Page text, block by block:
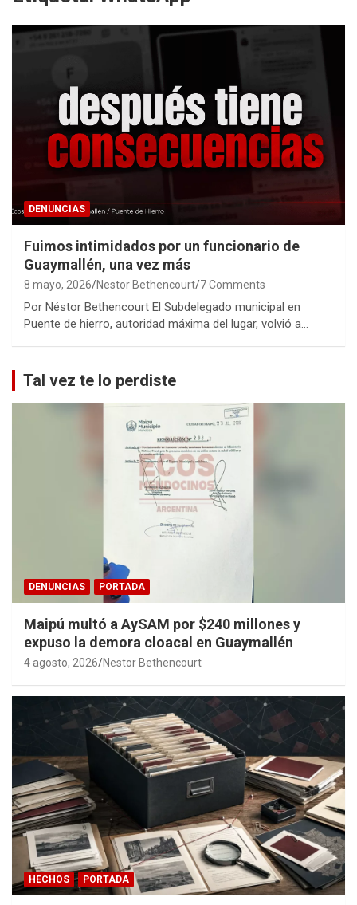
DENUNCIAS
Fuimos intimidados por un funcionario de
Guaymallén, una vez más
8 mayo, 2026 Nestor Bethencourt 7 Comments
Por Néstor Bethencourt El Subdelegado municipal en
Puente de hierro, autoridad máxima del lugar, volvió a…
Tal vez te lo perdiste
DENUNCIAS PORTADA
Maipú multó a AySAM por $240 millones y
expuso la demora cloacal en Guaymallén
4 agosto, 2026 Nestor Bethencourt
HECHOS PORTADA